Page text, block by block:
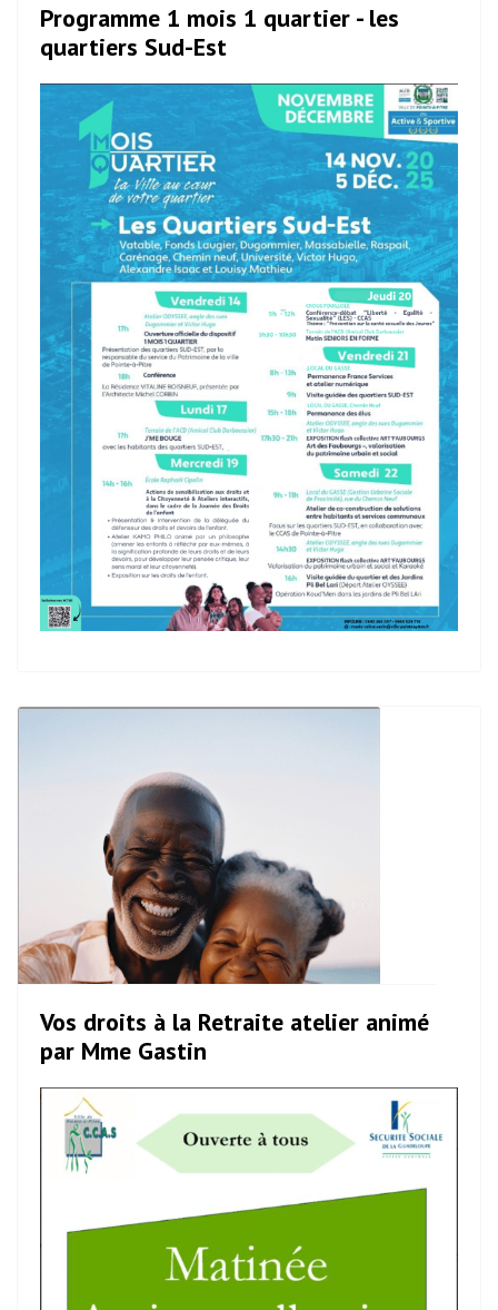
Programme 1 mois 1 quartier - les
quartiers Sud-Est
Vos droits à la Retraite atelier animé
par Mme Gastin